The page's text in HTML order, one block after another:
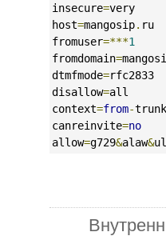
insecure=very
host=mangosip. ru
fromuser=***1
fromdomain=
dtmfmode=rfc2833
disallow=all
context=from-trunk
canreinvite=no
allow=g729&alaw&